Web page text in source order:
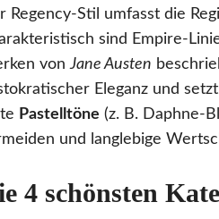
Regency-Stil umfasst die
sind Empire-
vonJane Austen
Eleganz und
Pastelltöne (z. B. Daphne-
und langlebige
4 schönsten